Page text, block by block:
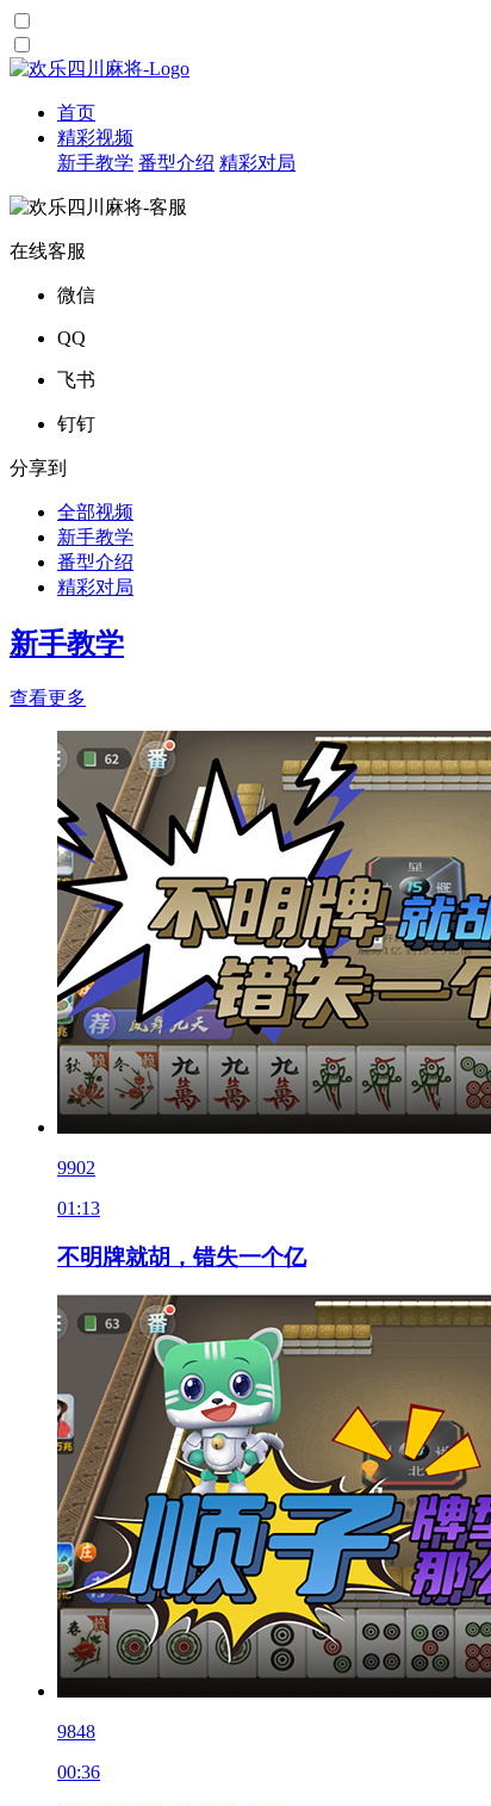
首页
精彩视频
新手教学 番型介绍 精彩对局
在线客服
微信
QQ
飞书
钉钉
分享到
全部视频
新手教学
番型介绍
精彩对局
新手教学
查看更多
9902
01:13
不明牌就胡，错失一个亿
9848
00:36